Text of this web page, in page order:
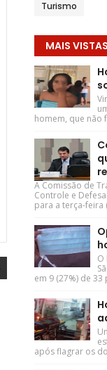
Turismo
MAIS VISTAS
homem, que não
A Comissão de
Controle e
para a terça-feira
O
em 9 (27%) de
após flagrar os